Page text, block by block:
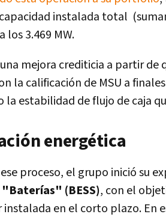
instalada total
los 3.469 MW.
mejora crediticia a partir de
la calificación de MSU a
la estabilidad de flujo de caja
energética
proceso, el grupo inició su
"Baterías" (BESS), con el
instalada en el corto plazo. En